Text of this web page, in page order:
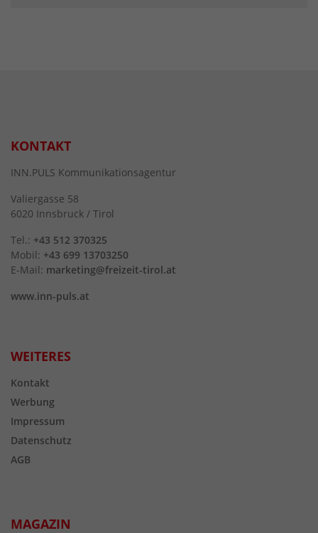
KONTAKT
INN.PULS Kommunikationsagentur
Valiergasse 58
6020 Innsbruck / Tirol
Tel.: +43 512 370325
Mobil: +43 699 13703250
E-Mail: marketing@freizeit-tirol.at
www.inn-puls.at
WEITERES
Kontakt
Werbung
Impressum
Datenschutz
AGB
MAGAZIN